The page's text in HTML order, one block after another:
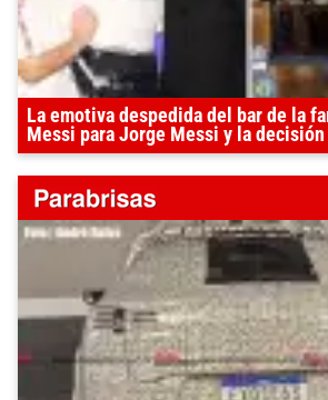
La emotiva despedida del bar de la
Messi para Jorge Messi y la